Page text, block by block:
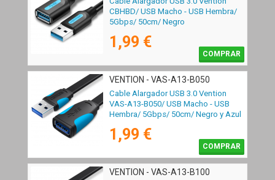
CBHBD/ USB Macho - USB Hembra/
5Gbps/ 50cm/ Negro
1,99 €
COMPRAR
VENTION - VAS-A13-B050
Cable Alargador USB 3.0 Vention
VAS-A13-B050/ USB Macho - USB
Hembra/ 5Gbps/ 50cm/ Negro y Azul
1,99 €
COMPRAR
VENTION - VAS-A13-B100